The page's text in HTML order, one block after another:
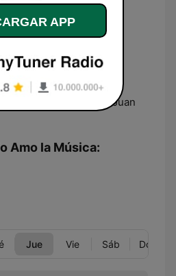
AMO LA MÚSICA
CON NOSOTROS
QUE SE
• Conducción y
la Música: Abogado Juan
Amo la Música:
Jue Vie Sáb Dom
APP